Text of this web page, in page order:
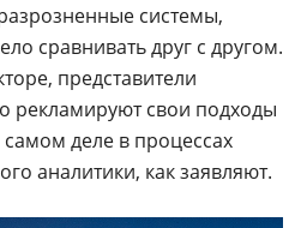
системы,
сравнивать друг с другом.
представители
рекламируют свои подходы
деле в процессах
аналитики, как заявляют.